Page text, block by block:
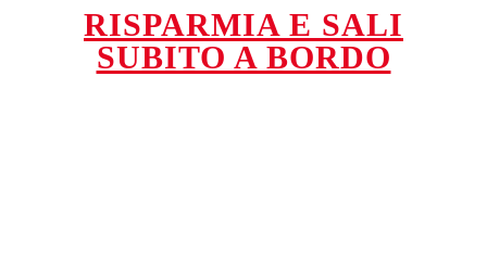
RISPARMIA E SALI
SUBITO A BORDO